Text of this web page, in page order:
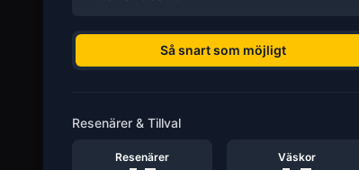
Så snart som möjligt
Resenärer & Tillval
Resenärer Väskor